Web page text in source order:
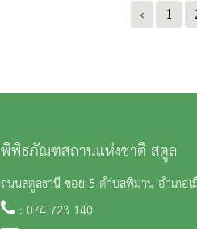
‹ 1
พิพิธภัณฑสถานแห่งชาติ สตูล
ถนนสตูลธานี ซอย 5 ตำบลพิมาน อำเภอ
: 074 723 140